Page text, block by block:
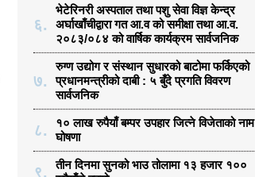
६.
भेटेरिनरी अस्पताल तथा पशु सेवा विज्ञ केन्द्र
अर्घाखाँचीद्वारा गत आ.व को समीक्षा तथा आ.व.
२०८३/०८४ को वार्षिक कार्यक्रम सार्वजनिक
७.
रुग्ण उद्योग र संस्थान सुधारको बाटोमा फर्किएको
प्रधानमन्त्रीको दाबी : ५ बुँदे प्रगति विवरण
सार्वजनिक
८.
१० लाख रुपैयाँ बम्पर उपहार जित्ने विजेताको नाम
घोषणा
९.
तीन दिनमा सुनको भाउ तोलामा १३ हजार १००